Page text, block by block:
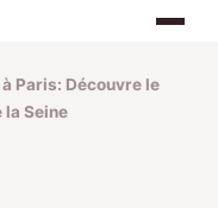
Paris: Découvre le
la Seine